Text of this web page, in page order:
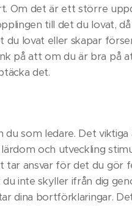
Om det är ett större
till det du lovat,
du lovat eller skapar
på att om du är bra på
det.
du som ledare. Det
och utveckling
ansvar för det du gör
inte skyller ifrån dig
dina bortförklaringar.